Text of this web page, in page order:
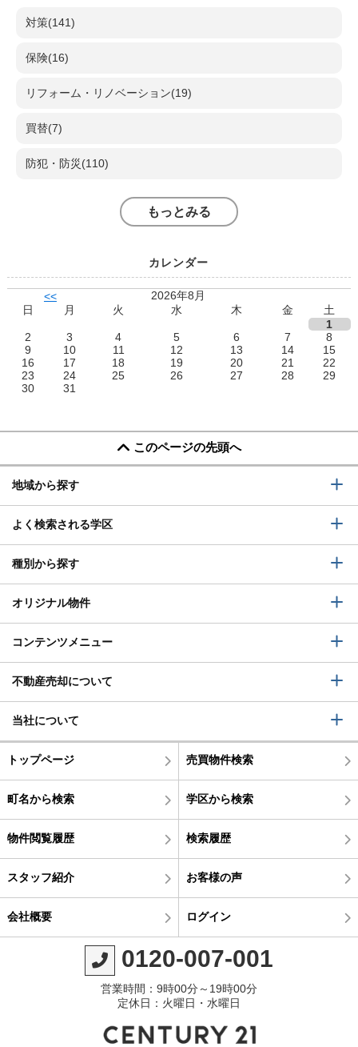
対策(141)
保険(16)
リフォーム・リノベーション(19)
買替(7)
防犯・防災(110)
もっとみる
カレンダー
<<
2026年8月
日
月 火 水 木 金
土
1
2
3 4 5 6 7
8
9
10 11 12 13 14
15
16
17 18 19 20 21
22
23
24 25 26 27 28
29
30
31
このページの先頭へ
地域から探す
よく検索される学区
種別から探す
オリジナル物件
コンテンツメニュー
不動産売却について
当社について
トップページ 売買物件検索
町名から検索 学区から検索
物件閲覧履歴 検索履歴
スタッフ紹介 お客様の声
会社概要 ログイン
0120-007-001
営業時間：9時00分～19時00分
定休日：火曜日・水曜日